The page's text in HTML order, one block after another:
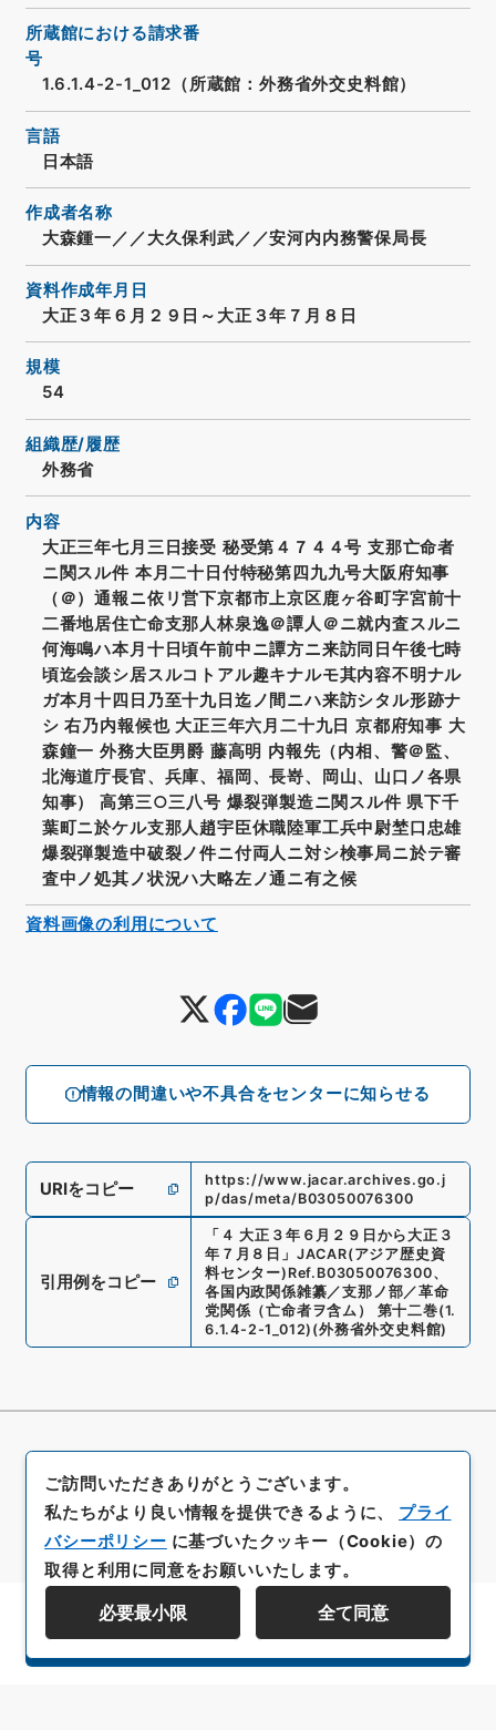
情報の間違いや不具合をセンターに知らせる
所蔵館における請求番
号
1.6.1.4-2-1_012（所蔵館：外務省外交史料館）
言語
日本語
作成者名称
大森鍾一／／大久保利武／／安河内内務警保局長
資料作成年月日
大正３年６月２９日～大正３年７月８日
規模
54
組織歴/履歴
外務省
内容
大正三年七月三日接受 秘受第４７４４号 支那亡命者
ニ関スル件 本月二十日付特秘第四九九号大阪府知事
（＠）通報ニ依リ営下京都市上京区鹿ヶ谷町字宮前十
二番地居住亡命支那人林泉逸＠譚人＠ニ就内査スルニ
何海鳴ハ本月十日頃午前中ニ譚方ニ来訪同日午後七時
頃迄会談シ居スルコトアル趣キナルモ其内容不明ナル
ガ本月十四日乃至十九日迄ノ間ニハ来訪シタル形跡ナ
シ 右乃内報候也 大正三年六月二十九日 京都府知事 大
森鐘一 外務大臣男爵 藤高明 内報先（内相、警＠監、
北海道庁長官、兵庫、福岡、長嵜、岡山、山口ノ各県
知事） 高第三○三八号 爆裂弾製造ニ関スル件 県下千
葉町ニ於ケル支那人趙宇臣休職陸軍工兵中尉埜口忠雄
爆裂弾製造中破裂ノ件ニ付両人ニ対シ検事局ニ於テ審
査中ノ処其ノ状況ハ大略左ノ通ニ有之候
URIをコピー
https://www.jacar.archives.go.j
p/das/meta/B03050076300
引用例をコピー
「 ４ 大正３年６月２９日から大正３
年７月８日 」 JACAR(アジア歴史資
料センター) Ref. B03050076300、
各国内政関係雑纂／支那ノ部／革命
党関係（亡命者ヲ含ム） 第十二巻(1.
6.1.4-2-1_012) (外務省外交史料館)
資料画像の利用について
資料群階層を表示する
ご訪問いただきありがとうございます。
私たちがより良い情報を提供できるように、 プライ
バシーポリシー に基づいたクッキー（Cookie）の
取得と利用に同意をお願いいたします。
必要最小限 全て同意